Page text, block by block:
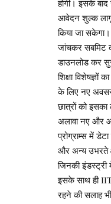
होगी। इसके
आवेदन शुल्क लागू
किया जा
जांचकर सबमिट
डाउनलोड कर
शिक्षा विशेषज्ञों
के लिए नए
छात्रों को इसका
अलावा नए और
प्रोग्राम्स में
और अन्य उभरते
जिनकी इंडस्ट्री
इसके साथ ही
रहने की सलाह